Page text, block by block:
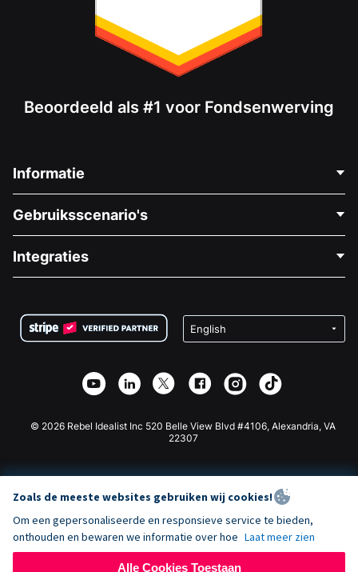
Beoordeeld als #1 voor Fondsenwerving
Informatie
Over Ons
Vacatures
Privacy
Affiliate Partnerschap
Gebruiksscenario's
Medische Fondsenwerving
Goede Doelen Fondsenwerving
Integraties
Wix Donatie Plugin
Webflow Donatie App
Joomla Donatie
© 2026 Rebel Idealist Inc 520 Belle View Blvd #4106, Alexandria, VA
22307
Zoals de meeste websites gebruiken wij cookies!
Om een gepersonaliseerde en responsieve service te bieden,
onthouden en bewaren we informatie over hoe Laat meer zien
Alle Cookies Toestaan